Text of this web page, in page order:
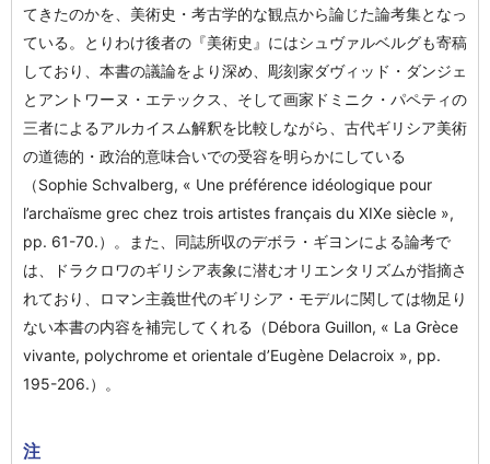
てきたのかを、美術史・考古学的な観点から論じた論考集となっ
ている。とりわけ後者の『美術史』にはシュヴァルベルグも寄稿
しており、本書の議論をより深め、彫刻家ダヴィッド・ダンジェ
とアントワーヌ・エテックス、そして画家ドミニク・パペティの
三者によるアルカイスム解釈を比較しながら、古代ギリシア美術
の道徳的・政治的意味合いでの受容を明らかにしている
（Sophie Schvalberg, « Une préférence idéologique pour
l’archaïsme grec chez trois artistes français du XIXe siècle »,
pp. 61-70.）。また、同誌所収のデボラ・ギヨンによる論考で
は、ドラクロワのギリシア表象に潜むオリエンタリズムが指摘さ
れており、ロマン主義世代のギリシア・モデルに関しては物足り
ない本書の内容を補完してくれる（Débora Guillon, « La Grèce
vivante, polychrome et orientale d’Eugène Delacroix », pp.
195-206.）。
注